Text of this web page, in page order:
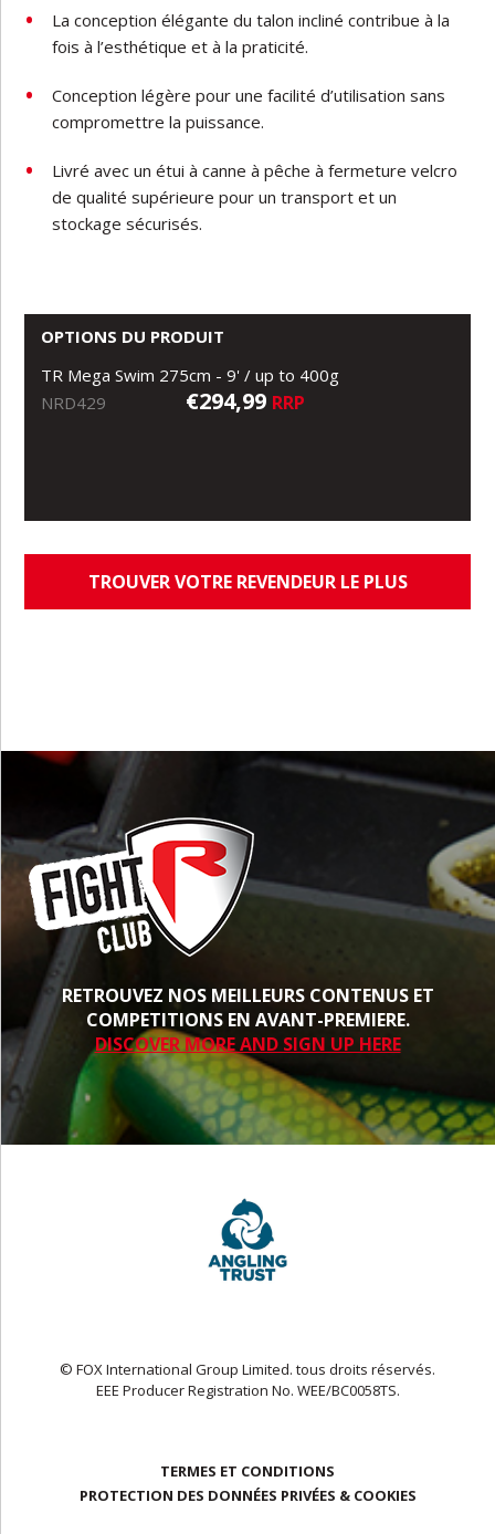
La conception élégante du talon incliné contribue à la
fois à l’esthétique et à la praticité.
Conception légère pour une facilité d’utilisation sans
compromettre la puissance.
Livré avec un étui à canne à pêche à fermeture velcro
de qualité supérieure pour un transport et un
stockage sécurisés.
OPTIONS DU PRODUIT
TR Mega Swim 275cm - 9' / up to 400g
NRD429
€294,99 RRP
TROUVER VOTRE REVENDEUR LE PLUS
RETROUVEZ NOS MEILLEURS CONTENUS ET
COMPETITIONS EN AVANT-PREMIERE.
DISCOVER MORE AND SIGN UP HERE
© FOX International Group Limited. tous droits réservés.
EEE Producer Registration No. WEE/BC0058TS.
TERMES ET CONDITIONS
PROTECTION DES DONNÉES PRIVÉES & COOKIES